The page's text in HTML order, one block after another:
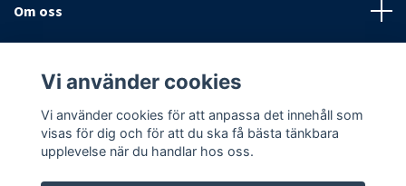
Om oss
Sociala medier
Vi använder cookies
Vi använder cookies för att anpassa det innehåll som
visas för dig och för att du ska få bästa tänkbara
upplevelse när du handlar hos oss.